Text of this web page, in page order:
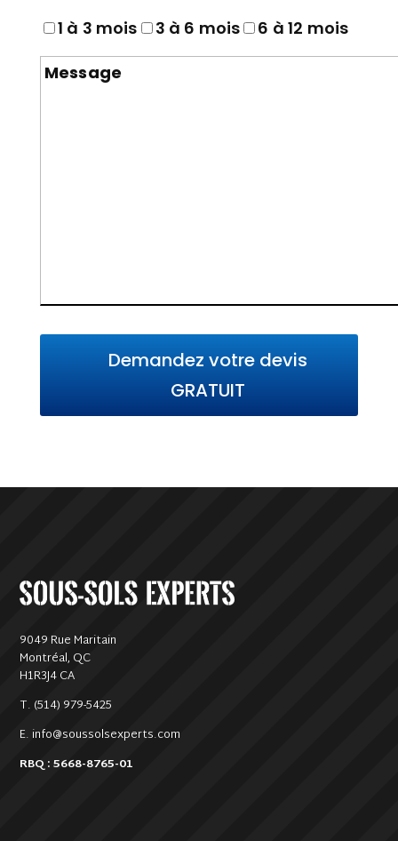
1 à 3 mois 3 à 6 mois 6 à 12 mois
Demandez votre devis
GRATUIT
9049 Rue Maritain
Montréal, QC
H1R3J4 CA
T. (514) 979-5425
E. info@soussolsexperts.com
RBQ : 5668-8765-01